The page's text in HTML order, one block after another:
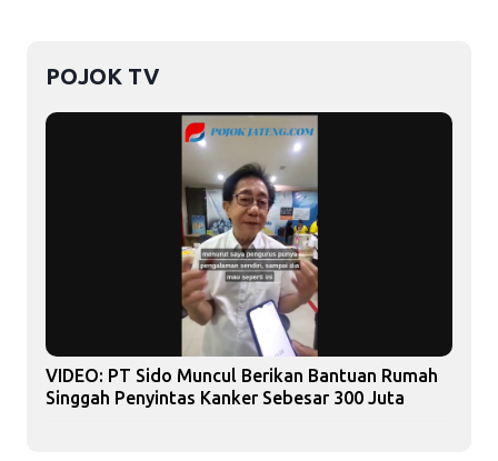
POJOK TV
VIDEO: PT Sido Muncul Berikan Bantuan Rumah
Singgah Penyintas Kanker Sebesar 300 Juta